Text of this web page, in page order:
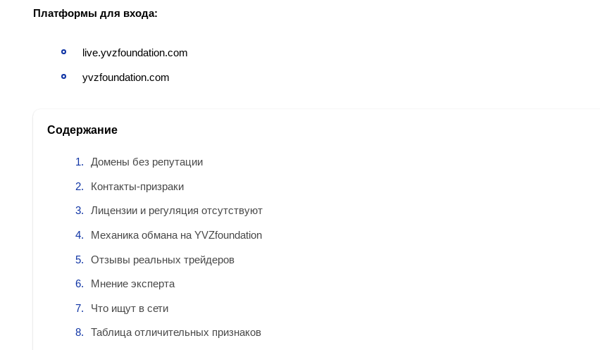
Платформы для входа:
live.yvzfoundation.com
yvzfoundation.com
Содержание
Домены без репутации
Контакты‑призраки
Лицензии и регуляция отсутствуют
Механика обмана на YVZfoundation
Отзывы реальных трейдеров
Мнение эксперта
Что ищут в сети
Таблица отличительных признаков